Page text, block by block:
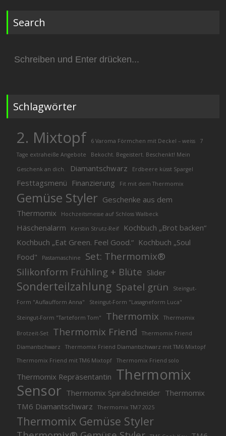
Search
nach:
Schlagwörter
2. Mixtopf 6 Varoma Förmchen mit Deckel – weiss
7
Tage extraheiße Angebote
Bekocht. Begeistert. Beschenkt! Mein
Geschenk an dich. Diamantschwarz Erdbeere küsst Spargel
Festtagsmenü Finanzierung Fit mit dem Thermomix
Gemüse Styler Geschenke aus dem
Thermomix
Hochzeitsmesse auf Schloss Walbeck
Häschenalarm Kerstin Strutz-Reif
Kochbuch „Brot backen“
Kochbuch „Eat Green. Feel Good.“ Kochbuch „Soul
Food"
Pastamaschine
Set: Thermomix®
Silikonform Frühling + Blüte Slider
Sonderteilzahlung Spatel grün
Steingut-
Form "Auflaufform Anna"
Steingut-Form "Lasagneform Luca"
Steingut-Form "Tarteform Tom" Thermomix Thermomix
Brotzeit-Set Thermomix Friend
Thermomix Friend
Diamantschwarz
Thermomix Friend Diamantschwarz mit TM6 Mixtopf
Thermomix Friend mit TM6 Mixtopf
Thermomix Friend solo
Thermomix Repräsentantin Thermomix
Sensor Thermomix Spiralschneider Thermomix
TM6 Diamantschwarz
Thermomix TM7 2025
Thermomix Gemüse Styler